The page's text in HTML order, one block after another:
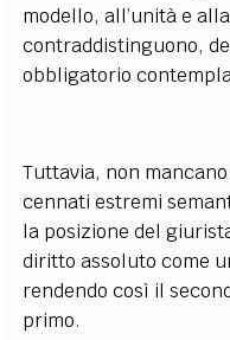
modello, all’unità e
contraddistinguono,
obbligatorio
Tuttavia, non
cennati estremi
la posizione del
diritto assoluto come
rendendo così il
primo.